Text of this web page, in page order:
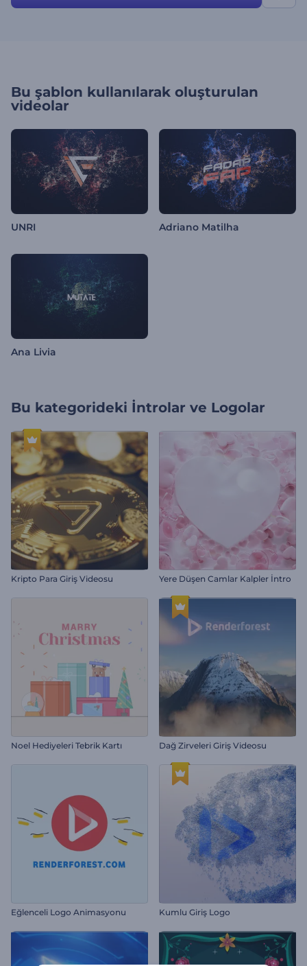
Bu şablon kullanılarak oluşturulan
videolar
UNRI Adriano Matilha
Ana Livia
Bu kategorideki İntrolar ve Logolar
Kripto Para Giriş Videosu Yere Düşen Camlar Kalpler İntro
Noel Hediyeleri Tebrik Kartı Dağ Zirveleri Giriş Videosu
Eğlenceli Logo Animasyonu Kumlu Giriş Logo